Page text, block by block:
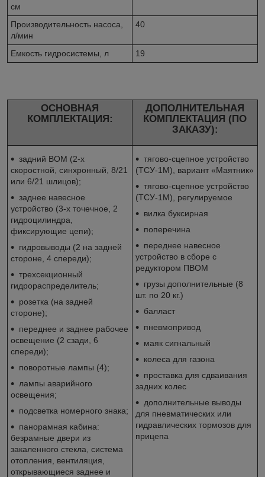
см
Производительность насоса,
л/мин
40
Емкость гидросистемы, л 19
ОСНОВНАЯ
КОМПЛЕКТАЦИЯ:
ДОПОЛНИТЕЛЬНАЯ
КОМПЛЕКТАЦИЯ (ПО
ЗАКАЗУ):
задний ВОМ (2-х
скоростной, синхронный, 8/21
или 6/21 шлицов);
заднее навесное
устройство (3-х точечное, 2
гидроцилиндра,
фиксирующие цепи);
гидровыводы (2 на задней
стороне, 4 спереди);
трехсекционный
гидрораспределитель;
розетка (на задней
стороне);
переднее и заднее рабочее
освещение (2 сзади, 6
спереди);
поворотные лампы (4);
лампы аварийного
освещения;
подсветка номерного знака;
панорамная кабина:
безрамные двери из
закаленного стекла, система
отопления, вентиляция,
открывающиеся заднее и
тягово-сцепное устройство
(ТСУ-1М), вариант «Маятник»
тягово-сцепное устройство
(ТСУ-1М), регулируемое
вилка буксирная
поперечина
переднее навесное
устройство в сборе с
редуктором ПВОМ
грузы дополнительные (8
шт. по 20 кг.)
балласт
пневмопривод
маяк сигнальный
колеса для газона
проставка для сдваивания
задних колес
дополнительные выводы
для пневматических или
гидравлических тормозов для
прицепа